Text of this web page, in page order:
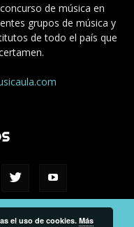
de música en
grupos de música y
de todo el país que
el uso de cookies. Más